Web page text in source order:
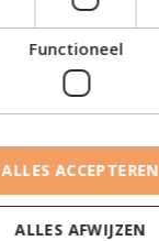
Functioneel
ALLES ACCEPTEREN
ALLES AFWIJZEN